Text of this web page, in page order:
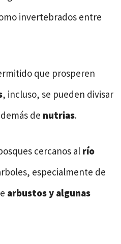
invertebrados entre
que prosperen
, incluso, se pueden divisar
de nutrias.
cercanos al río
especialmente de
arbustos y algunas